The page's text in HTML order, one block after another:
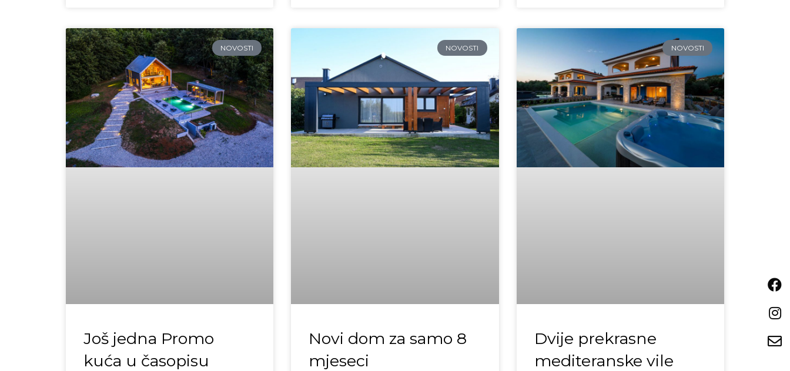
NOVOSTI
Još jedna Promo
kuća u časopisu
NOVOSTI
Novi dom za samo 8
mjeseci
NOVOSTI
Dvije prekrasne
mediteranske vile